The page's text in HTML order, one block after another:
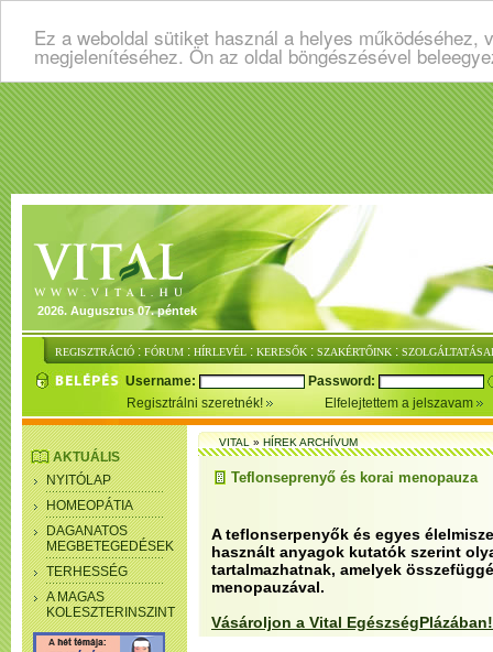
Ez a weboldal sütiket használ a helyes
megjelenítéséhez. Ön az oldal böngészésével
2026. Augusztus 07. péntek
REGISZTRÁCIÓ : FÓRUM : HÍRLEVÉL : KERESŐK : SZAKÉRTŐINK :
Username:
Password:
Regisztrálni szeretnék!
Elfelejtettem a jelszavam
AKTUÁLIS
NYITÓLAP
HOMEOPÁTIA
DAGANATOS
MEGBETEGEDÉSEK
TERHESSÉG
A MAGAS
KOLESZTERINSZINT
VITAL»HÍREK ARCHÍVUM
Teflonseprenyő és korai menopauza
A teflonserpenyők és egyes
használt anyagok kutatók szerint
tartalmazhatnak, amelyek
menopauzával.
Vásároljon a Vital EgészségPlázában!